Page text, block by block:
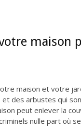
maison
maison et votre
et des arbustes qui
peut enlever la
nulle part où